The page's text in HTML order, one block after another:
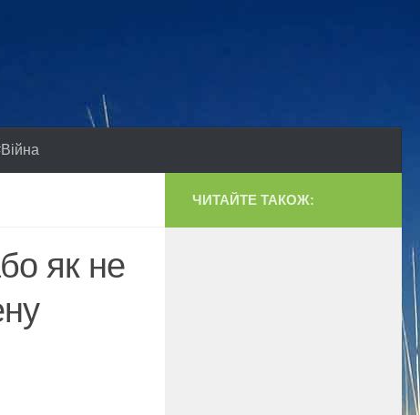
як не
ЧИТАЙТЕ ТАКОЖ: